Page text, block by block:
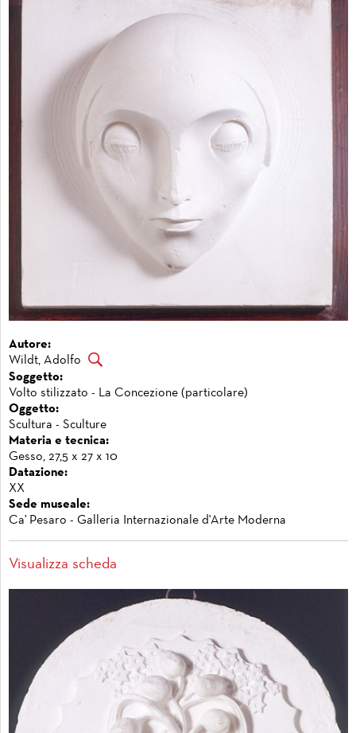
Autore:
Wildt, Adolfo
Soggetto:
Volto stilizzato - La Concezione (particolare)
Oggetto:
Scultura - Sculture
Materia e tecnica:
Gesso, 27,5 x 27 x 10
Datazione:
XX
Sede museale:
Ca' Pesaro - Galleria Internazionale d'Arte Moderna
Visualizza scheda